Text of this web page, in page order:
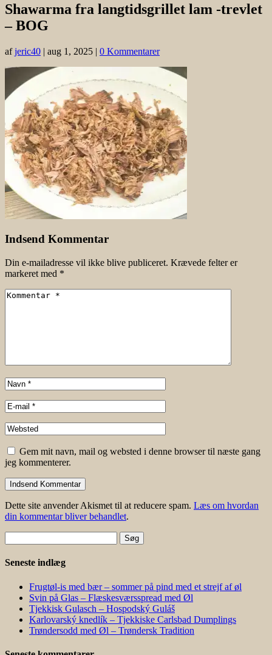
Shawarma fra langtidsgrillet lam -trevlet
– BOG
afjeric40 | aug 1, 2025 | 0 Kommentarer
Indsend Kommentar
Din e-mailadresse vil ikke blive publiceret. Krævede felter er
markeret med *
Gem mit navn, mail og websted i denne browser til næste gang
jeg kommenterer.
Dette site anvender Akismet til at reducere spam. Læs om hvordan
din kommentar bliver behandlet.
efter:
Seneste indlæg
Frugtøl-is med bær – sommer på pind med et strejf af øl
Svin på Glas – Flæskesværsspread med Øl
Tjekkisk Gulasch – Hospodský Guláš
Karlovarský knedlík – Tjekkiske Carlsbad Dumplings
Trøndersodd med Øl – Trøndersk Tradition